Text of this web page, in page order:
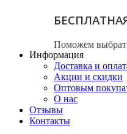
Поможем
Информация
Доставка и
Акции и скидки
Оптовым
О нас
Отзывы
Контакты